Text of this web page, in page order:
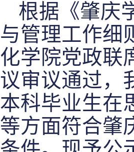
根据《肇庆
与管理工作细
化学院党政联
议审议通过，
本科毕业生在
等方面符合肇